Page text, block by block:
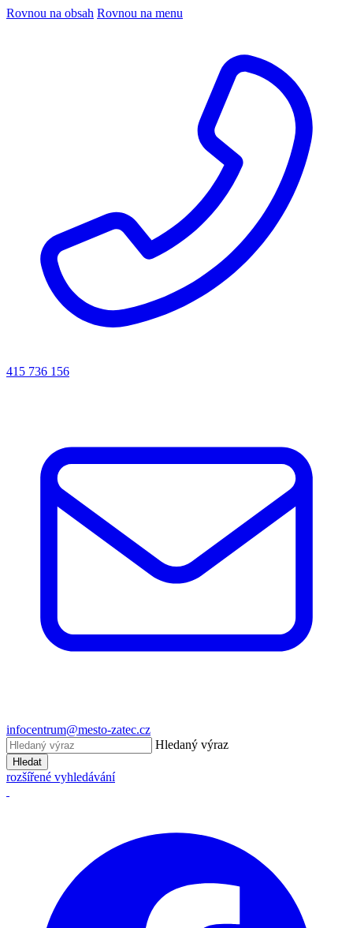
Rovnou na obsah Rovnou na menu
415 736 156
infocentrum@mesto-zatec.cz
Hledaný výraz
Hledat
rozšířené vyhledávání